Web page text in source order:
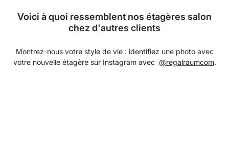
Voici à quoi ressemblent nos étagères salon
chez d'autres clients
Montrez-nous votre style de vie : identifiez une photo avec
votre nouvelle étagère sur Instagram avec @regalraumcom.